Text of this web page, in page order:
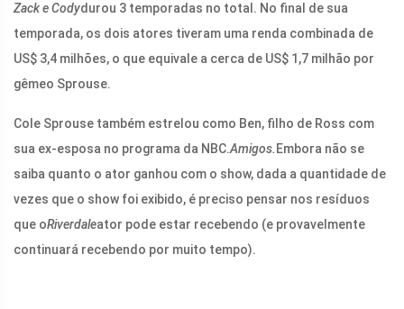
Zack e Codydurou 3 temporadas no total. No final de sua
temporada, os dois atores tiveram uma renda combinada de
US$ 3,4 milhões, o que equivale a cerca de US$ 1,7 milhão por
gêmeo Sprouse.
Cole Sprouse também estrelou como Ben, filho de Ross com
sua ex-esposa no programa da NBC.Amigos. Embora não se
saiba quanto o ator ganhou com o show, dada a quantidade de
vezes que o show foi exibido, é preciso pensar nos resíduos
que oRiverdaleator pode estar recebendo (e provavelmente
continuará recebendo por muito tempo).